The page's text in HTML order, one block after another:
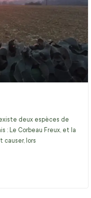
deux espèces de
: Le Corbeau Freux, et la
causer, lors